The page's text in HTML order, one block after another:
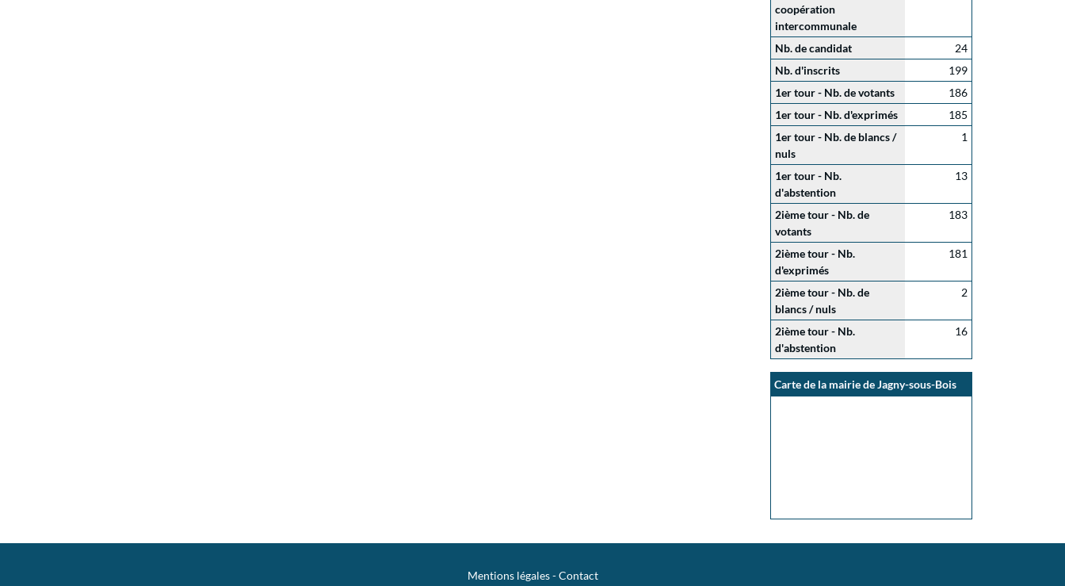
coopération
intercommunale
Nb. de candidat
24
Nb. d'inscrits
199
1er tour - Nb. de votants
186
1er tour - Nb. d'exprimés
185
1er tour - Nb. de blancs /
nuls
1
1er tour - Nb.
d'abstention
13
2ième tour - Nb. de
votants
183
2ième tour - Nb.
d'exprimés
181
2ième tour - Nb. de
blancs / nuls
2
2ième tour - Nb.
d'abstention
16
Carte de la mairie de Jagny-sous-Bois
Mentions légales-Contact